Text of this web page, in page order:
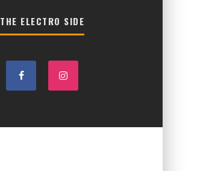
THE ELECTRO SIDE